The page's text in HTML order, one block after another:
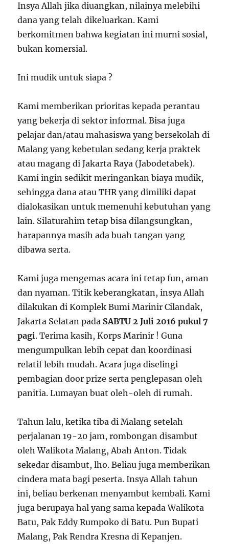
Insya Allah jika diuangkan, nilainya melebihi
dana yang telah dikeluarkan. Kami
berkomitmen bahwa kegiatan ini murni sosial,
bukan komersial.
Ini mudik untuk siapa ?
Kami memberikan prioritas kepada perantau
yang bekerja di sektor informal. Bisa juga
pelajar dan/atau mahasiswa yang bersekolah di
Malang yang kebetulan sedang kerja praktek
atau magang di Jakarta Raya (Jabodetabek).
Kami ingin sedikit meringankan biaya mudik,
sehingga dana atau THR yang dimiliki dapat
dialokasikan untuk memenuhi kebutuhan yang
lain. Silaturahim tetap bisa dilangsungkan,
harapannya masih ada buah tangan yang
dibawa serta.
Kami juga mengemas acara ini tetap fun, aman
dan nyaman. Titik keberangkatan, insya Allah
dilakukan di Komplek Bumi Marinir Cilandak,
Jakarta Selatan pada SABTU 2 Juli 2016 pukul 7
pagi. Terima kasih, Korps Marinir ! Guna
mengumpulkan lebih cepat dan koordinasi
relatif lebih mudah. Acara juga diselingi
pembagian door prize serta penglepasan oleh
panitia. Lumayan buat oleh-oleh di rumah.
Tahun lalu, ketika tiba di Malang setelah
perjalanan 19-20 jam, rombongan disambut
oleh Walikota Malang, Abah Anton. Tidak
sekedar disambut, lho. Beliau juga memberikan
cindera mata bagi peserta. Insya Allah tahun
ini, beliau berkenan menyambut kembali. Kami
juga berupaya hal yang sama kepada Walikota
Batu, Pak Eddy Rumpoko di Batu. Pun Bupati
Malang, Pak Rendra Kresna di Kepanjen.